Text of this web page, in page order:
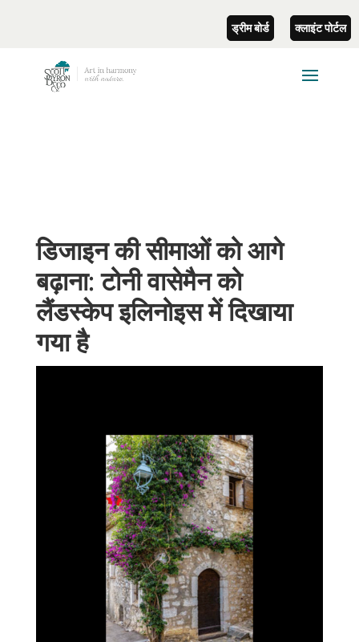
ड्रीम बोर्ड क्लाइंट पोर्टल
डिजाइन की सीमाओं को आगे
बढ़ाना: टोनी वासेमैन को
लैंडस्केप इलिनोइस में दिखाया
गया है